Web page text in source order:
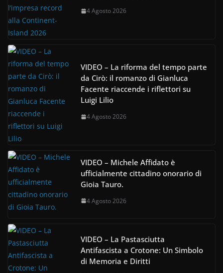
4 Agosto 2026
VIDEO – La riforma del tempo parte
da Cirò: il romanzo di Gianluca
Facente riaccende i riflettori su
Luigi Lilio
4 Agosto 2026
VIDEO – Michele Affidato è
ufficialmente cittadino onorario di
Gioia Tauro.
4 Agosto 2026
VIDEO – La Pastasciutta
Antifascista a Crotone: Un Simbolo
di Memoria e Diritti